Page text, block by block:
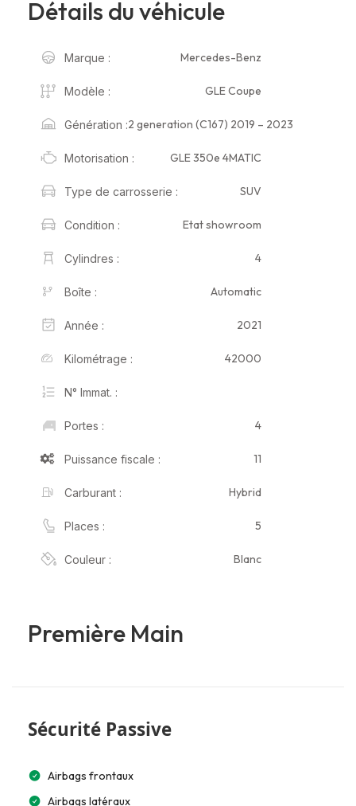
Détails du véhicule
Marque : Mercedes-Benz
Modèle : GLE Coupe
Génération :2 generation (C167) 2019 – 2023
Motorisation : GLE 350e 4MATIC
Type de carrosserie : SUV
Condition : Etat showroom
Cylindres : 4
Boîte : Automatic
Année : 2021
Kilométrage : 42000
N° Immat. :
Portes : 4
Puissance fiscale : 11
Carburant : Hybrid
Places : 5
Couleur : Blanc
Première Main
Sécurité Passive
Airbags frontaux
Airbags latéraux